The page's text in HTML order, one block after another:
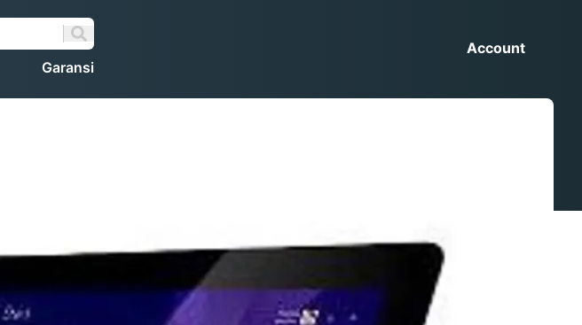
Garansi
Account